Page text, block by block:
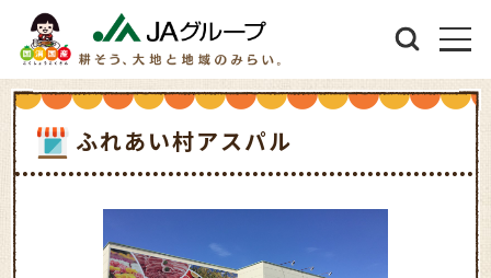
ふれあい村アスパル